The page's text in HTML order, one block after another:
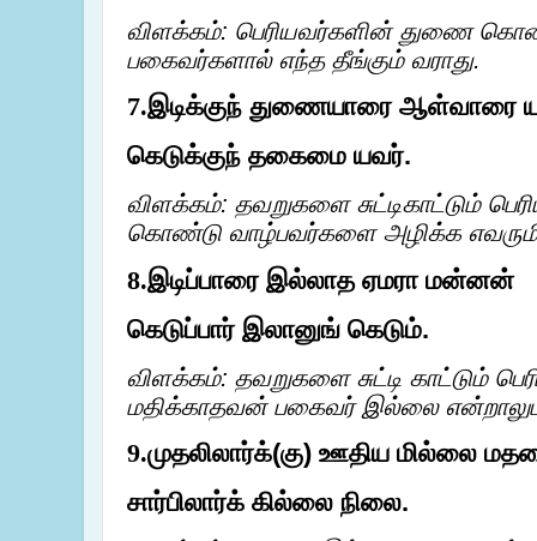
விளக்கம்: பெரியவர்களின் துணை
பகைவர்களால் எந்த தீங்கும் வராது.
7.இடிக்குந் துணையாரை ஆள்வாரை
கெடுக்குந் தகைமை யவர்.
விளக்கம்: தவறுகளை சுட்டிகாட்டும்
கொண்டு வாழ்பவர்களை அழிக்க
8.இடிப்பாரை இல்லாத ஏமரா மன்னன்
கெடுப்பார் இலானுங் கெடும்.
விளக்கம்: தவறுகளை சுட்டி காட்டும்
மதிக்காதவன் பகைவர் இல்லை
9.முதலிலார்க்(கு) ஊதிய மில்லை
சார்பிலார்க் கில்லை நிலை.